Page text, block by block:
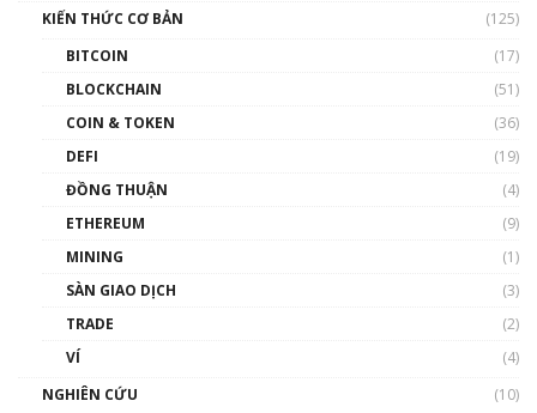
00:43:47
như thể nào?
00:39:31
Phổ cập Blockchain
thống & Crypto qua các cuộc chiến | Phổ cập
KIẾN THỨC CƠ BẢN
(125)
BITCOIN
(17)
BLOCKCHAIN
(51)
COIN & TOKEN
(36)
DEFI
(19)
ĐỒNG THUẬN
(4)
ETHEREUM
(9)
MINING
(1)
SÀN GIAO DỊCH
(3)
TRADE
(2)
VÍ
(4)
NGHIÊN CỨU
(10)